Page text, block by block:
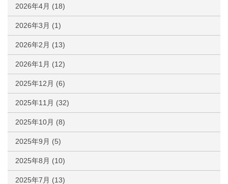
2026年4月 (18)
2026年3月 (1)
2026年2月 (13)
2026年1月 (12)
2025年12月 (6)
2025年11月 (32)
2025年10月 (8)
2025年9月 (5)
2025年8月 (10)
2025年7月 (13)